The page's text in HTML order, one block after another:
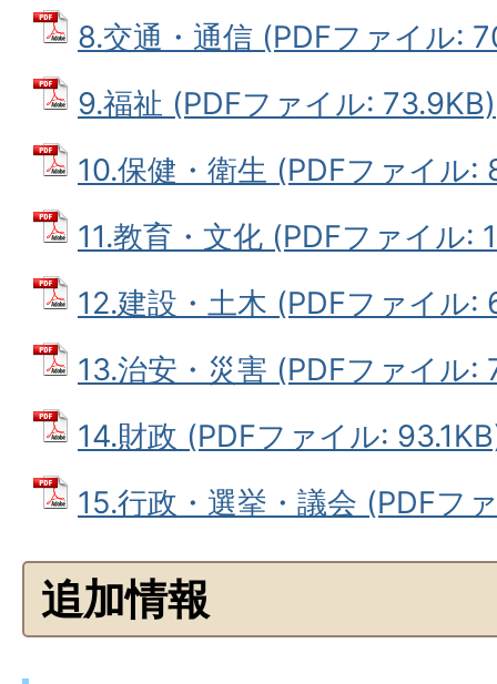
8.交通・通信 (PDFファイル:
9.福祉 (PDFファイル: 73.9KB)
10.保健・衛生 (PDFファイル:
11.教育・文化 (PDFファイル:
12.建設・土木 (PDFファイル:
13.治安・災害 (PDFファイル:
14.財政 (PDFファイル:
15.行政・選挙・議会 (PDFフ
追加情報